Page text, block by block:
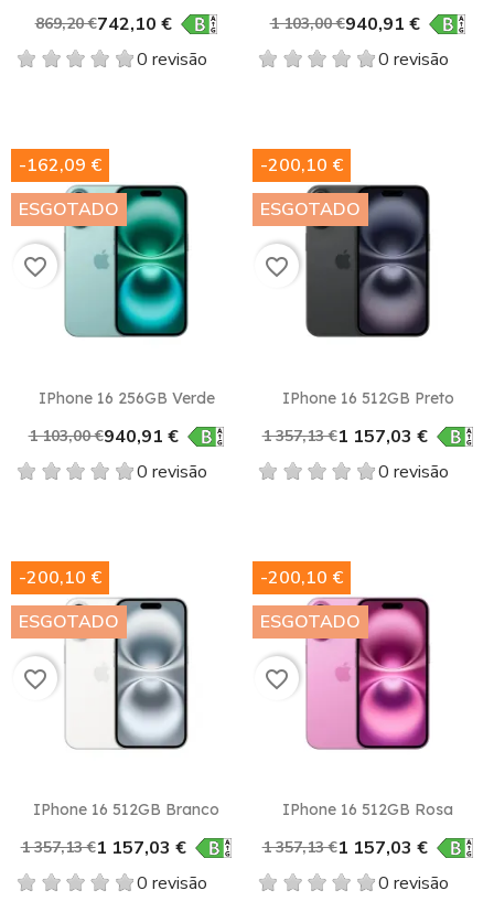
869,20 €742,10 €
0 revisão
1 103,00 €940,91 €
0 revisão
IPhone 16 256GB Verde
1 103,00 €940,91 €
0 revisão
-162,09 €
ESGOTADO
favorite_border
IPhone 16 512GB Preto
1 357,13 €1 157,03 €
0 revisão
-200,10 €
ESGOTADO
favorite_border
IPhone 16 512GB Branco
1 357,13 €1 157,03 €
0 revisão
-200,10 €
ESGOTADO
favorite_border
IPhone 16 512GB Rosa
1 357,13 €1 157,03 €
0 revisão
-200,10 €
ESGOTADO
favorite_border